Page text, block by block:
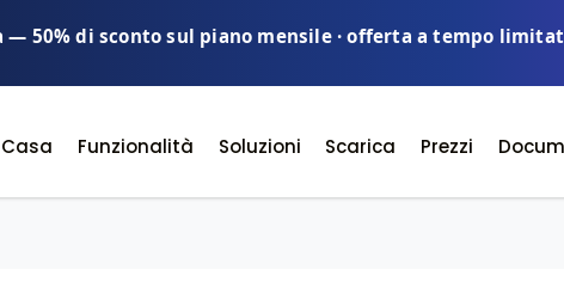
— 50% di sconto sul piano mensile · offerta a tempo
Casa Funzionalità Soluzioni Scarica Prezzi